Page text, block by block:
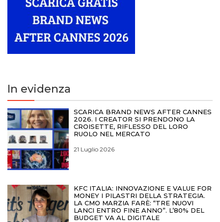
In evidenza
SCARICA BRAND NEWS AFTER CANNES
2026. I CREATOR SI PRENDONO LA
CROISETTE, RIFLESSO DEL LORO
RUOLO NEL MERCATO
21 Luglio 2026
KFC ITALIA: INNOVAZIONE E VALUE FOR
MONEY I PILASTRI DELLA STRATEGIA.
LA CMO MARZIA FARÈ: “TRE NUOVI
LANCI ENTRO FINE ANNO”. L’80% DEL
BUDGET VA AL DIGITALE